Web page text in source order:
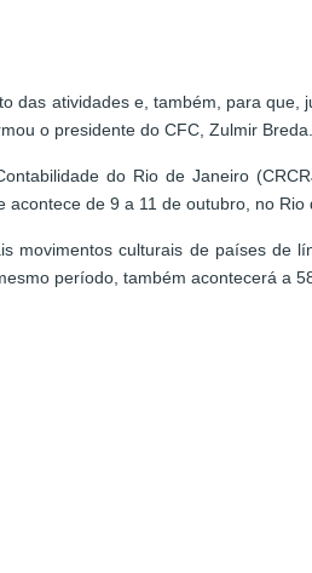
das atividades e, também, para
o presidente do CFC, Zulmir Breda.
do Rio de Janeiro
de 9 a 11 de outubro, no Rio
movimentos culturais de países de
período, também acontecerá a